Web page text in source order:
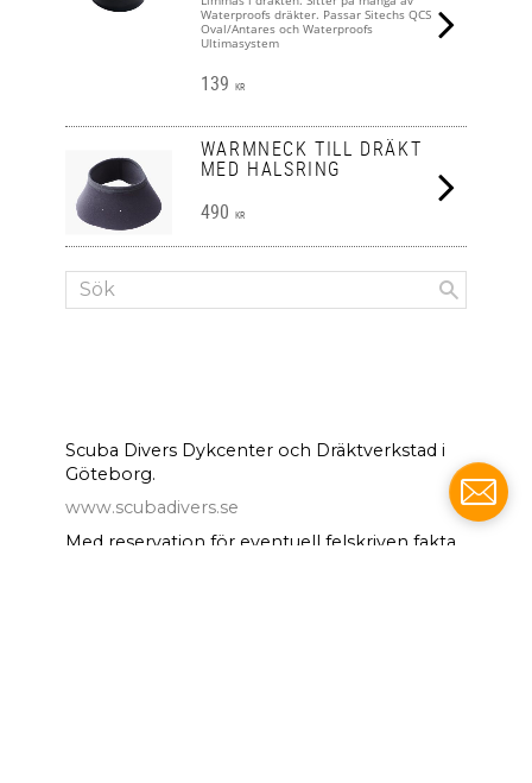
Waterproofs dräkter. Passar Sitechs QCS
Oval/Antares och Waterproofs
Ultimasystem
139 KR
WARMNECK TILL DRÄKT
MED HALSRING
490 KR
Scuba Divers Dykcenter och Dräktverkstad i
Göteborg.
www.scubadivers.se
Med reservation för eventuell felskriven fakta